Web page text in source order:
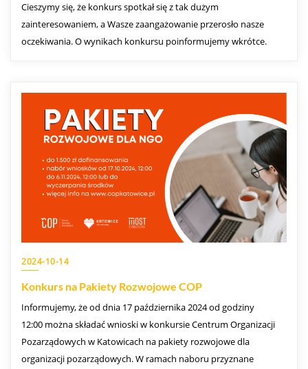
Cieszymy się, że konkurs spotkał się z tak dużym
zainteresowaniem, a Wasze zaangażowanie przerosło nasze
oczekiwania. O wynikach konkursu poinformujemy wkrótce.
2024-10-14
Konkurs na Pakiety Rozwojowe COP
Informujemy, że od dnia 17 października 2024 od godziny
12:00 można składać wnioski w konkursie Centrum Organizacji
Pozarządowych w Katowicach na pakiety rozwojowe dla
organizacji pozarządowych. W ramach naboru przyznane